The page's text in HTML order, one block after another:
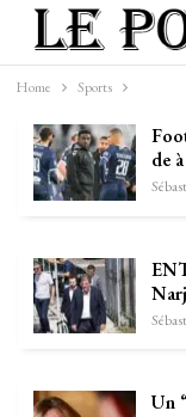
Home Sports
de
Un